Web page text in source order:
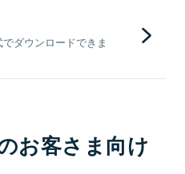
ダウンロードできま
お客さま向け